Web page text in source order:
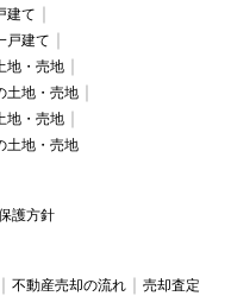
建て
戸建て
地・売地
土地・売地
地・売地
土地・売地
護方針
不動産売却の流れ 売却査定